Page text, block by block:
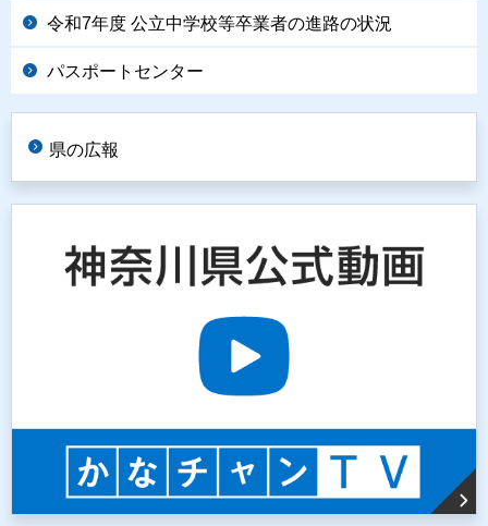
令和7年度 公立中学校等卒業者の進路の状況
パスポートセンター
県の広報